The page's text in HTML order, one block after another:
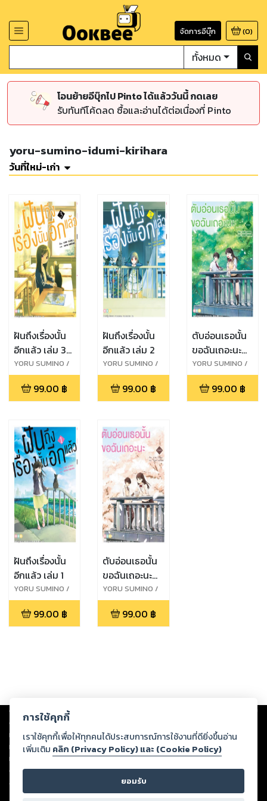
จัดการอีบุ๊ก (0)
ทั้งหมด
โอนย้ายอีบุ๊กไป Pinto ได้แล้ววันนี้ กดเลย
รับทันทีโค้ดลด ซื้อและอ่านได้ต่อเนื่องที่ Pinto
yoru-sumino-idumi-kirihara
วันที่ใหม่-เก่า
ฝันถึงเรื่องนั้น
อีกแล้ว เล่ม 3
(จบ)
YORU SUMINO /
IDUMI KIRIHARA
99.00 ฿
ฝันถึงเรื่องนั้น
อีกแล้ว เล่ม 2
YORU SUMINO /
IDUMI KIRIHARA
99.00 ฿
ตับอ่อนเธอนั้น
ขอฉันเถอะนะ
เล่มจบ
YORU SUMINO /
IDUMI KIRIHARA
99.00 ฿
ฝันถึงเรื่องนั้น
อีกแล้ว เล่ม 1
YORU SUMINO /
IDUMI KIRIHARA
99.00 ฿
ตับอ่อนเธอนั้น
ขอฉันเถอะนะ
เล่มต้น
YORU SUMINO /
IDUMI KIRIHARA
99.00 ฿
Copyright © 2026
ต่อผลงานหรือเนื้อหาใดที่อัปโหลดผ่านเว็บไซต์และปรากฏว่าละเมิดสิทธิใน
ทรัพย์สินทางปัญญาของบุคคลอื่นหรือขัดต่อกฎหมายและศีลธรรม ดังนั้น ผู้อ่าน
ทุกท่านโปรดใช้วิจารณญาณในการกลั่นกรองด้วยตนเอง และหากท่านพบว่าส่วน
หนึ่งส่วนใดขัดต่อกฎหมายและศีลธรรม กรุณาแจ้งมายังบริษัท เพื่อทีมงานจะได้
ดำเนินการในทันที ทั้งนี้ ทางสตอรี่ล็อกขอสงวนลิขสิทธิ์ตามพระราชบัญญัติ
ลิขสิทธิ์ พ.ศ. 2537 (ฉบับล่าสุด)
การใช้คุกกี้
เราใช้คุกกี้เพื่อให้ทุกคนได้ประสบการณ์การใช้งานที่ดียิ่งขึ้นอ่าน
เพิ่มเติม คลิก (Privacy Policy) และ (Cookie Policy)
ยอมรับ